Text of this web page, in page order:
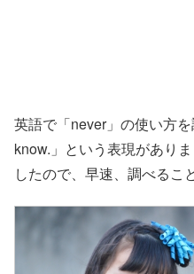
英語で「never」の使い方
know.」という表現があり
したので、早速、調べるこ